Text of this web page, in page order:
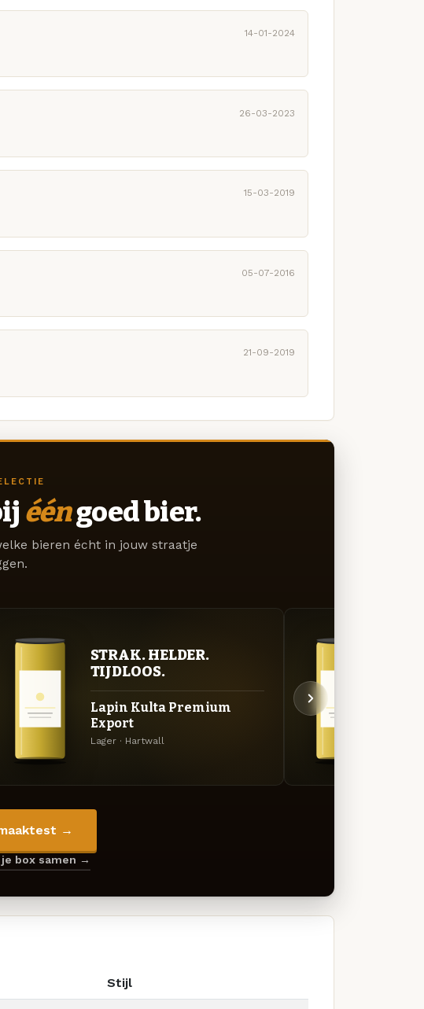
14-01-2024
26-03-2023
15-03-2019
05-07-2016
21-09-2019
ééngoed bier.
bieren écht in jouw straatje
STRAK. HELDER.
TIJDLOOS.
Lapin Kulta Premium
Export
Lager · Hartwall
→
box samen →
Stijl